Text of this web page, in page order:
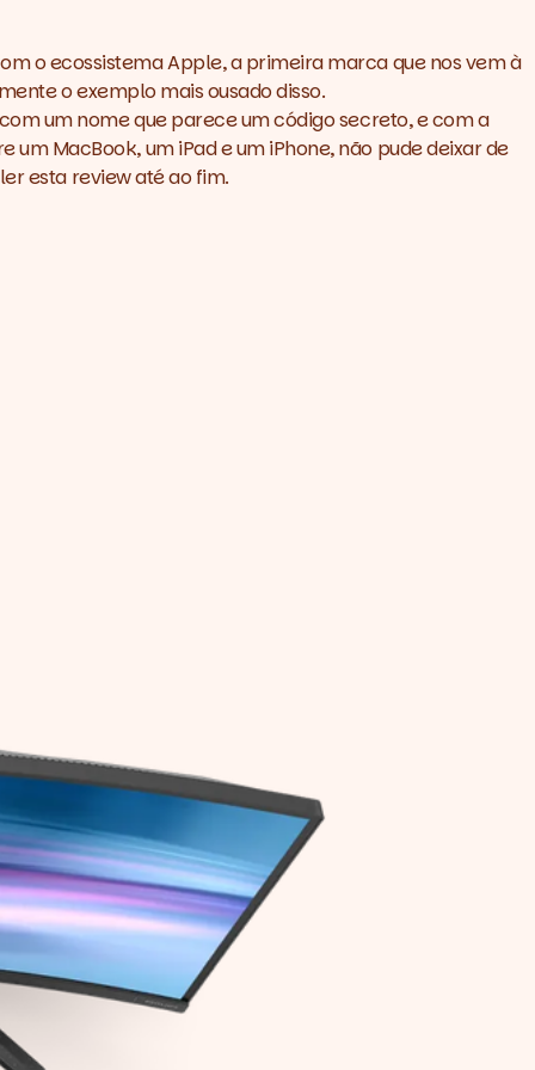
o ecossistema Apple, a primeira marca que nos vem à
o exemplo mais ousado disso.
um nome que parece um código secreto, e com a
um MacBook, um iPad e um iPhone, não pude deixar de
esta review até ao fim.